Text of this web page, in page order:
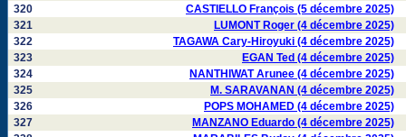
320
CASTIELLO François (5 décembre 2025)
321
LUMONT Roger (4 décembre 2025)
322
TAGAWA Cary-Hiroyuki (4 décembre 2025)
323
EGAN Ted (4 décembre 2025)
324
NANTHIWAT Arunee (4 décembre 2025)
325
M. SARAVANAN (4 décembre 2025)
326
POPS MOHAMED (4 décembre 2025)
327
MANZANO Eduardo (4 décembre 2025)